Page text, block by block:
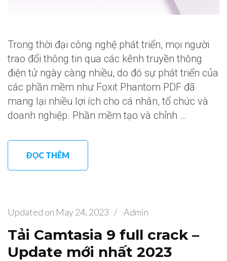
Trong thời đại công nghệ phát triển, mọi người
trao đổi thông tin qua các kênh truyền thông
điện tử ngày càng nhiều, do đó sự phát triển của
các phần mềm như Foxit Phantom PDF đã
mang lại nhiều lợi ích cho cá nhân, tổ chức và
doanh nghiệp. Phần mềm tạo và chỉnh …
ĐỌC THÊM
Updated on May 24, 2023 / Admin
Tải Camtasia 9 full crack –
Update mới nhất 2023